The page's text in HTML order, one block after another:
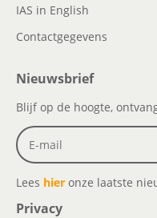
IAS in English
Contactgegevens
Nieuwsbrief
Blijf op de hoogte,
Lees hier onze laatste
Privacy